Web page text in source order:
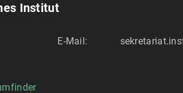
Institut
E-Mail: